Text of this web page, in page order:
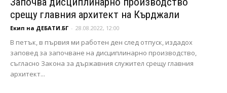
срещу главния архитект на Кърджали
Екип на ДЕБАТИ.БГ - 28.08.2022, 12:00
В петък, в първия ми работен ден след отпуск, издадох
заповед за започване на дисциплинарно производство,
съгласно Закона за държавния служител срещу главния
архитект...